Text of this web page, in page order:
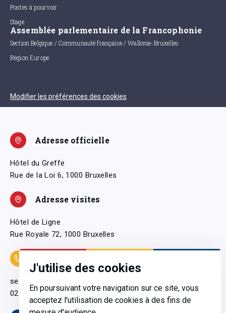
J'utilise des cookies
En poursuivant votre navigation sur ce site, vous
acceptez l'utilisation de cookies à des fins de
Postes à pourvoir
Stage
Assemblée parlementaire de la Francophonie
Section Belgique / Communauté française / Wallonie-Bruxelles
Région Europe
Modifier les préférences des cookies
Adresse officielle
Hôtel du Greffe
Rue de la Loi 6, 1000 Bruxelles
Adresse visites
Hôtel de Ligne
Rue Royale 72, 1000 Bruxelles
secretariatgeneral@pfwb.be
02 506 38 11